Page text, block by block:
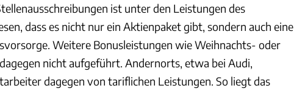
ist unter den Leistungen des
dass es nicht nur ein Aktienpaket gibt, sondern auch eine
Weitere Bonusleistungen wie Weihnachts- oder
nicht aufgeführt. Andernorts, etwa bei Audi,
dagegen von tariflichen Leistungen. So liegt das